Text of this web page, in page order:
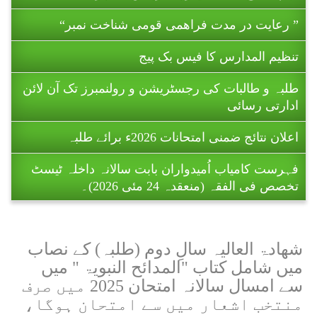
” رعایت در مدت فراھمی قومی شناخت نمبر“
تنظیم المدارس کا فیس بک پیج
طلبہ و طالبات کی رجسٹریشن و رولنمبرز تک آن لائن
ادارتی رسائی
اعلان نتائج ضمنی امتحانات 2026ء برائے طلبہ
فہرست کامیاب اُمیدواران بابت سالانہ داخلہ ٹیسٹ
تخصص فی الفقہ (منعقدہ 24 مئی 2026)۔
ریاست آزاد جموں و کشمیر میں تنظیم المدارس اہل
کو ہونے والے ضمنی امتحانات (برائے
طالبات ) تا حکمِ ثانی ملتوی کر دیے گئے
ہیں۔
اہم اطلاع : امتحانی رجسٹریشن کا اجراء
شھادۃ العالیہ سالِ دوم (طلبہ) کے نصاب
میں شامل کتاب "المدائح النبویۃ " میں
سے امسال سالانہ امتحان 2025 میں صرف
منتخب اشعار میں سے امتحان ہوگا،